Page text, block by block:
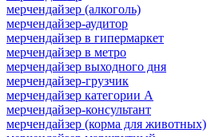
мерчендайзер (алкоголь)
мерчендайзер-аудитор
мерчендайзер в гипермаркет
мерчендайзер в метро
мерчендайзер выходного дня
мерчендайзер-грузчик
мерчендайзер категории A
мерчендайзер-консультант
мерчендайзер (корма для животных)